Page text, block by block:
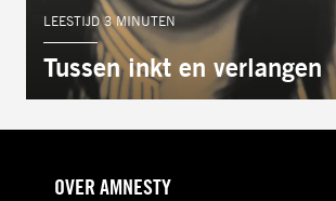
Tussen inkt en verlangen
AUTEUR:
LEESTIJD 3 MINUTEN
OVER AMNESTY